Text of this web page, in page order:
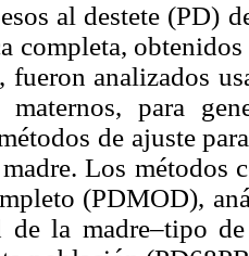
al destete (PD)
completa,
fueron analizados
para
de ajuste
Los métodos
(PDMOD),
de la madre–tipo